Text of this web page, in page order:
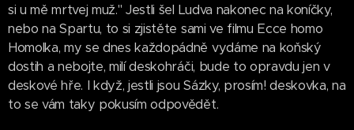
si u mě mrtvej muž." Jestli šel Ludva nakonec na koníčky,
nebo na Spartu, to si zjistěte sami ve filmu Ecce homo
Homolka, my se dnes každopádně vydáme na koňský
dostih a nebojte, milí deskohráči, bude to opravdu jen v
deskové hře. I když, jestli jsou Sázky, prosím! deskovka, na
to se vám taky pokusím odpovědět.